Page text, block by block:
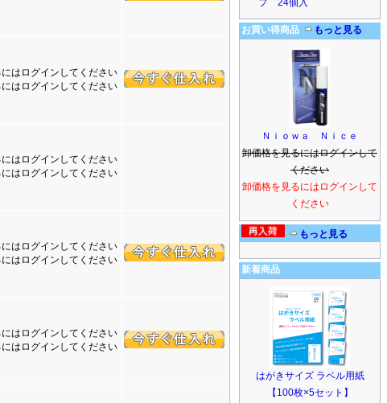
はログインしてください
はログインしてください
はログインしてください
はログインしてください
はログインしてください
はログインしてください
はログインしてください
はログインしてください
プ 24個入
お買い得商品 もっと見る
Ｎｉｏｗａ Ｎｉｃｅ
卸価格を見るにはログインして
ください
卸価格を見るにはログインして
ください
もっと見る
新着商品
はがきサイズ ラベル用紙
【100枚×5セット】